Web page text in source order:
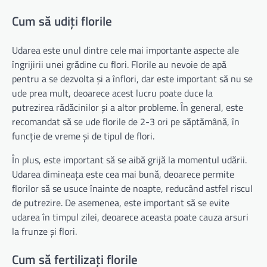
Cum să udiți florile
Udarea este unul dintre cele mai importante aspecte ale
îngrijirii unei grădine cu flori. Florile au nevoie de apă
pentru a se dezvolta și a înflori, dar este important să nu se
ude prea mult, deoarece acest lucru poate duce la
putrezirea rădăcinilor și a altor probleme. În general, este
recomandat să se ude florile de 2-3 ori pe săptămână, în
funcție de vreme și de tipul de flori.
În plus, este important să se aibă grijă la momentul udării.
Udarea dimineața este cea mai bună, deoarece permite
florilor să se usuce înainte de noapte, reducând astfel riscul
de putrezire. De asemenea, este important să se evite
udarea în timpul zilei, deoarece aceasta poate cauza arsuri
la frunze și flori.
Cum să fertilizați florile